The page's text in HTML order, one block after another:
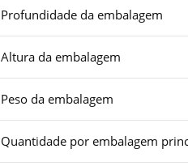
Profundidade da embalagem
Altura da embalagem
Peso da embalagem
Quantidade por embalagem